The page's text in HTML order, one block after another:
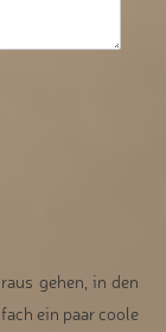
gehen, in den
ein paar coole